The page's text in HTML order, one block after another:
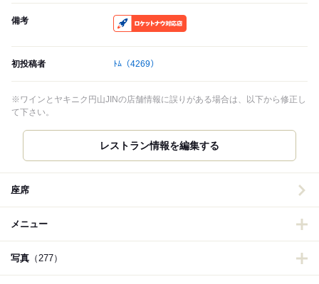
備考
初投稿者 ﾄﾑ （4269）
※ワインとヤキニク円山JINの店舗情報に誤りがある場合は、以下から修正し
て下さい。
レストラン情報を編集する
座席
メニュー
写真 （277）